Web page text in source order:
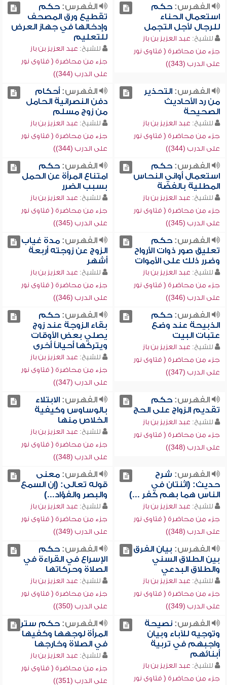
الفهرس:حكم
استعمال الحناء
للرجال لأجل التجمل
للشيخ: عبد العزيز بن باز
جزء من محاضرة ( فتاوى نور
على الدرب (343))
الفهرس:حكم
تقطيع ورق المصحف
وإدخالها في جهاز العرض
للتعليم
للشيخ: عبد العزيز بن باز
جزء من محاضرة ( فتاوى نور
على الدرب (344))
الفهرس:التحذير
من رد الأحاديث
الصحيحة
للشيخ: عبد العزيز بن باز
جزء من محاضرة ( فتاوى نور
على الدرب (344))
الفهرس:أحكام
دفن النصرانية الحامل
من زوج مسلم
للشيخ: عبد العزيز بن باز
جزء من محاضرة ( فتاوى نور
على الدرب (344))
الفهرس:حكم
استعمال أواني النحاس
المطلية بالفضة
للشيخ: عبد العزيز بن باز
جزء من محاضرة ( فتاوى نور
على الدرب (345))
الفهرس:حكم
امتناع المرأة عن الحمل
بسبب الضرر
للشيخ: عبد العزيز بن باز
جزء من محاضرة ( فتاوى نور
على الدرب (345))
الفهرس:حكم
تعليق صور ذوات الأرواح
وضرر ذلك على الأموات
للشيخ: عبد العزيز بن باز
جزء من محاضرة ( فتاوى نور
على الدرب (346))
الفهرس:مدة غياب
الزوج عن زوجته أربعة
أشهر
للشيخ: عبد العزيز بن باز
جزء من محاضرة ( فتاوى نور
على الدرب (346))
الفهرس:حكم
الذبيحة عند وضع
عتبات البيت
للشيخ: عبد العزيز بن باز
جزء من محاضرة ( فتاوى نور
على الدرب (347))
الفهرس:حكم
بقاء الزوجة عند زوج
يصلي بعض الأوقات
ويتركها أحياناً أخرى
للشيخ: عبد العزيز بن باز
جزء من محاضرة ( فتاوى نور
على الدرب (347))
الفهرس:حكم
تقديم الزواج على الحج
للشيخ: عبد العزيز بن باز
جزء من محاضرة ( فتاوى نور
على الدرب (348))
الفهرس:الابتلاء
بالوساوس وكيفية
الخلاص منها
للشيخ: عبد العزيز بن باز
جزء من محاضرة ( فتاوى نور
على الدرب (348))
الفهرس: شرح
حديث: (اثنتان في
الناس هما بهم كفر ...)
للشيخ: عبد العزيز بن باز
جزء من محاضرة ( فتاوى نور
على الدرب (348))
الفهرس:معنى
قوله تعالى: (إن السمع
والبصر والفؤاد...)
للشيخ: عبد العزيز بن باز
جزء من محاضرة ( فتاوى نور
على الدرب (349))
الفهرس: بيان الفرق
بين الطلاق السني
والطلاق البدعي
للشيخ: عبد العزيز بن باز
جزء من محاضرة ( فتاوى نور
على الدرب (349))
الفهرس:حكم
الإسراع في القراءة في
الصلاة وحركاتها
للشيخ: عبد العزيز بن باز
جزء من محاضرة ( فتاوى نور
على الدرب (350))
الفهرس:نصيحة
وتوجيه للآباء وبيان
واجبهم في تربية
أبنائهم
للشيخ: عبد العزيز بن باز
جزء من محاضرة ( فتاوى نور
الفهرس:حكم ستر
المرأة لوجهها وكفيها
في الصلاة وخارجها
للشيخ: عبد العزيز بن باز
جزء من محاضرة ( فتاوى نور
على الدرب (351))